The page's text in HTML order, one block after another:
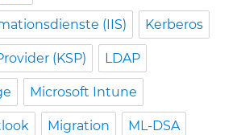
(IIS) Kerberos
(KSP) LDAP
Microsoft Intune
Migration ML-DSA